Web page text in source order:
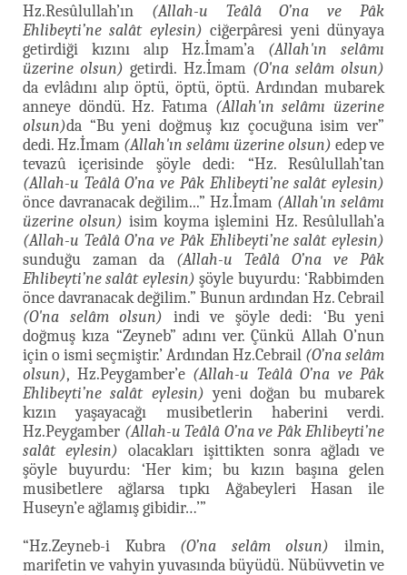
Hz.Resûlullah’ın (Allah-u Teâlâ O’na ve Pâk
Ehlibeyti’ne salât eylesin)ciğerpâresi yeni dünyaya
getirdiği kızını alıp Hz.İmam’a (Allah'ın selâmı
üzerine olsun) getirdi. Hz.İmam (O'na selâm olsun)
da evlâdını alıp öptü, öptü, öptü. Ardından mubarek
anneye döndü. Hz. Fatıma (Allah'ın selâmı üzerine
olsun)da “Bu yeni doğmuş kız çocuğuna isim ver”
dedi. Hz.İmam (Allah'ın selâmı üzerine olsun) edep ve
tevazû içerisinde şöyle dedi: “Hz. Resûlullah’tan
(Allah-u Teâlâ O’na ve Pâk Ehlibeyti’ne salât eylesin)
önce davranacak değilim...” Hz.İmam (Allah'ın selâmı
üzerine olsun) isim koyma işlemini Hz. Resûlullah’a
(Allah-u Teâlâ O’na ve Pâk Ehlibeyti’ne salât eylesin)
sunduğu zaman da (Allah-u Teâlâ O’na ve Pâk
Ehlibeyti’ne salât eylesin) şöyle buyurdu: ‘Rabbimden
önce davranacak değilim.” Bunun ardından Hz. Cebrail
(O'na selâm olsun) indi ve şöyle dedi: ‘Bu yeni
doğmuş kıza “Zeyneb” adını ver. Çünkü Allah O’nun
için o ismi seçmiştir.’ Ardından Hz.Cebrail (O’na selâm
olsun), Hz.Peygamber’e (Allah-u Teâlâ O’na ve Pâk
Ehlibeyti’ne salât eylesin) yeni doğan bu mubarek
kızın yaşayacağı musibetlerin haberini verdi.
Hz.Peygamber (Allah-u Teâlâ O’na ve Pâk Ehlibeyti’ne
salât eylesin) olacakları işittikten sonra ağladı ve
şöyle buyurdu: ‘Her kim; bu kızın başına gelen
musibetlere ağlarsa tıpkı Ağabeyleri Hasan ile
Huseyn’e ağlamış gibidir…’”
“Hz.Zeyneb-i Kubra (O’na selâm olsun) ilmin,
marifetin ve vahyin yuvasında büyüdü. Nübüvvetin ve